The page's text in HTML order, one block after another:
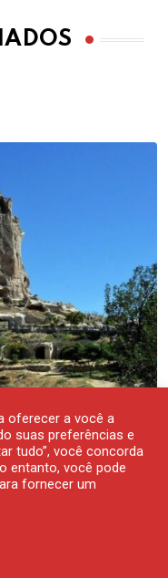
oferecer a você a
suas preferências e
tudo”, você concorda
entanto, você pode
fornecer um